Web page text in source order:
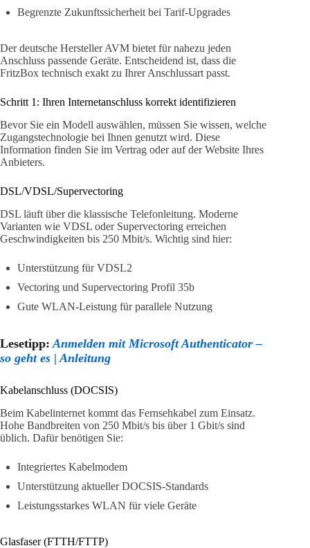
Begrenzte Zukunftssicherheit bei Tarif-Upgrades
Der deutsche Hersteller AVM bietet für nahezu jeden
Anschluss passende Geräte. Entscheidend ist, dass die
FritzBox technisch exakt zu Ihrer Anschlussart passt.
Schritt 1: Ihren Internetanschluss korrekt identifizieren
Bevor Sie ein Modell auswählen, müssen Sie wissen, welche
Zugangstechnologie bei Ihnen genutzt wird. Diese
Information finden Sie im Vertrag oder auf der Website Ihres
Anbieters.
DSL/VDSL/Supervectoring
DSL läuft über die klassische Telefonleitung. Moderne
Varianten wie VDSL oder Supervectoring erreichen
Geschwindigkeiten bis 250 Mbit/s. Wichtig sind hier:
Unterstützung für VDSL2
Vectoring und Supervectoring Profil 35b
Gute WLAN-Leistung für parallele Nutzung
Lesetipp: Anmelden mit Microsoft Authenticator –
so geht es | Anleitung
Kabelanschluss (DOCSIS)
Beim Kabelinternet kommt das Fernsehkabel zum Einsatz.
Hohe Bandbreiten von 250 Mbit/s bis über 1 Gbit/s sind
üblich. Dafür benötigen Sie:
Integriertes Kabelmodem
Unterstützung aktueller DOCSIS-Standards
Leistungsstarkes WLAN für viele Geräte
Glasfaser (FTTH/FTTP)